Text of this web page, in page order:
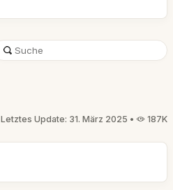
Letztes Update: 31. März 2025 • 187K